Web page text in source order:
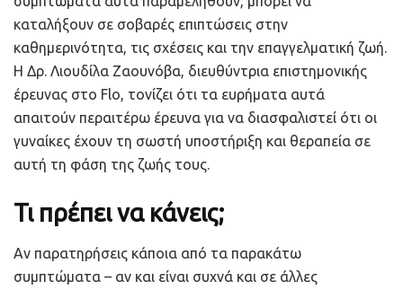
καταλήξουν σε σοβαρές επιπτώσεις στην
καθημερινότητα, τις σχέσεις και την επαγγελματική ζωή.
Η Δρ. Λιουδίλα Ζαουνόβα, διευθύντρια επιστημονικής
έρευνας στο Flo, τονίζει ότι τα ευρήματα αυτά
απαιτούν περαιτέρω έρευνα για να διασφαλιστεί ότι οι
γυναίκες έχουν τη σωστή υποστήριξη και θεραπεία σε
αυτή τη φάση της ζωής τους.
Τι πρέπει να κάνεις;
Αν παρατηρήσεις κάποια από τα παρακάτω
συμπτώματα – αν και είναι συχνά και σε άλλες